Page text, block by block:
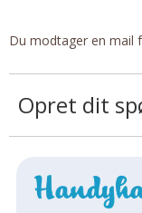
Om Materialer
ELEKTRIKER
Regler Og Love
Om Materialer
Du modtager en mail
Opret dit